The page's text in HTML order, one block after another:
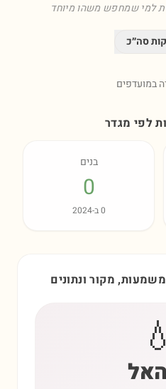
למי שמחפש משהו מיוחד
סה״כ
במועדפים
לפי מגדר
בנים
0
0ב-2024
מקור ונתונים
💧